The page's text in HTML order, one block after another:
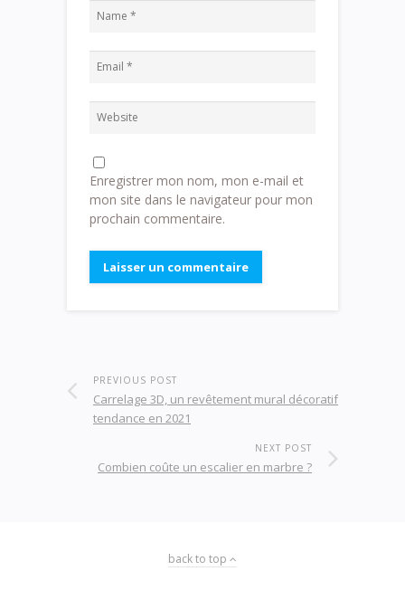
Enregistrer mon nom, mon e-mail et
mon site dans le navigateur pour mon
prochain commentaire.
PREVIOUS POST
Carrelage 3D, un revêtement mural décoratif
tendance en 2021
NEXT POST
Combien coûte un escalier en marbre ?
back to top